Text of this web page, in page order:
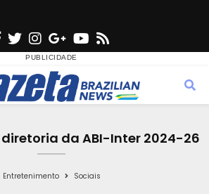
F
c
e
o
T
w
i
t
e
n
s
t
g
G
o
o
g
e
Y
u
t
b
s
da ABI-Inter 2024-26
Entretenimento Sociais